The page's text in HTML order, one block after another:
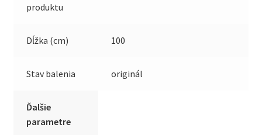
produktu
Dĺžka (cm) 100
Stav balenia originál
Ďalšie
parametre